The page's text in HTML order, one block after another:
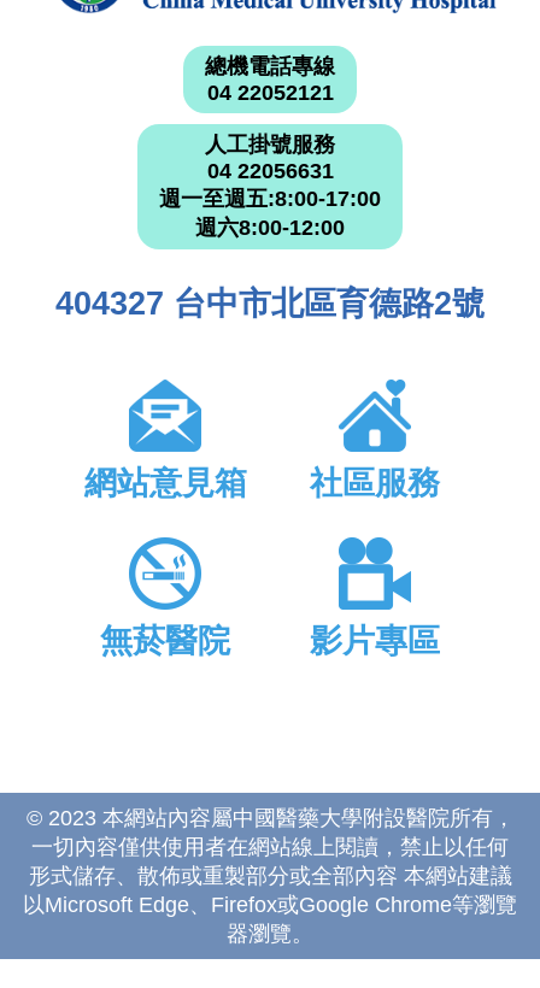
總機電話專線
04 22052121
人工掛號服務
04 22056631
週一至週五:8:00-17:00
週六8:00-12:00
404327 台中市北區育德路2號
網站意見箱 社區服務
無菸醫院 影片專區
© 2023 本網站內容屬中國醫藥大學附設醫院所有，
一切內容僅供使用者在網站線上閱讀，禁止以任何
形式儲存、散佈或重製部分或全部內容 本網站建議
以Microsoft Edge、Firefox或Google Chrome等瀏覽
器瀏覽。